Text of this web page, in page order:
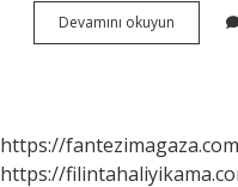
Devamını okuyun Borsanin
Kurucusu
https://
https://